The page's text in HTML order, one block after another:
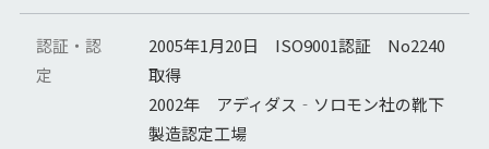
認証・認
定
2005年1月20日 ISO9001認証 No2240
取得
2002年 アディダス‐ソロモン社の靴下
製造認定工場